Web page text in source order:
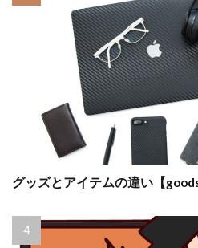
グッズとアイテムの違い【